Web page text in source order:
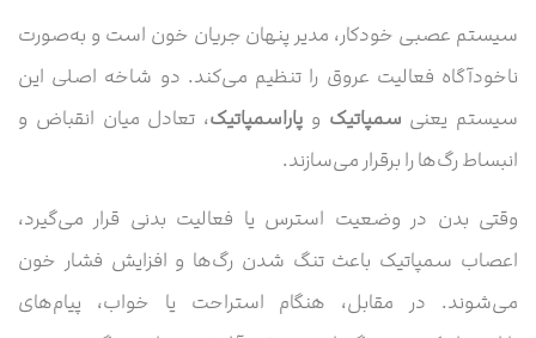
سیستم عصبی خودکار، مدیر پنهان جریان خون است و به‌صورت
ناخودآگاه فعالیت عروق را تنظیم می‌کند. دو شاخه اصلی این
سیستم یعنی سمپاتیک و پاراسمپاتیک، تعادل میان انقباض و
انبساط رگ‌ها را برقرار می‌سازند.
وقتی بدن در وضعیت استرس یا فعالیت بدنی قرار می‌گیرد،
اعصاب سمپاتیک باعث تنگ شدن رگ‌ها و افزایش فشار خون
می‌شوند. در مقابل، هنگام استراحت یا خواب، پیام‌های